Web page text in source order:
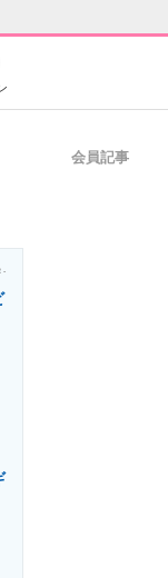
会員記事
-